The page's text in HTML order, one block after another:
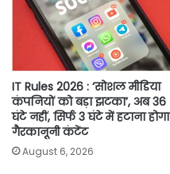
o
k
r
p
p
IT Rules 2026 : ‘सोशल मीडिया
कंपनियों को बड़ा झटका’, अब 36
घंटे नहीं, सिर्फ 3 घंटे में हटाना होगा
गैरकानूनी कंटेंट
August 6, 2026